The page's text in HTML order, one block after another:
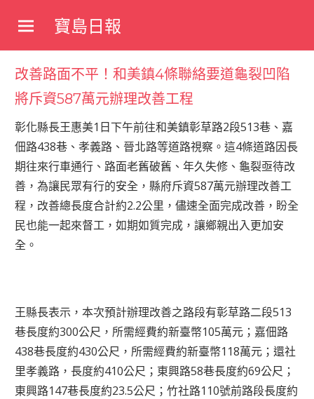
content
寶島日報
新
聞
網
改善路面不平！和美鎮4條聯絡要道龜裂凹陷
將斥資587萬元辦理改善工程
彰化縣長王惠美1日下午前往和美鎮彰草路2段513巷、嘉
佃路438巷、孝義路、晉北路等道路視察。這4條道路因長
期往來行車通行、路面老舊破舊、年久失修、龜裂亟待改
善，為讓民眾有行的安全，縣府斥資587萬元辦理改善工
程，改善總長度合計約2.2公里，儘速全面完成改善，盼全
民也能一起來督工，如期如質完成，讓鄉親出入更加安
全。
王縣長表示，本次預計辦理改善之路段有彰草路二段513
巷長度約300公尺，所需經費約新臺幣105萬元；嘉佃路
438巷長度約430公尺，所需經費約新臺幣118萬元；還社
里孝義路，長度約410公尺；東興路58巷長度約69公尺；
東興路147巷長度約23.5公尺；竹社路110號前路段長度約